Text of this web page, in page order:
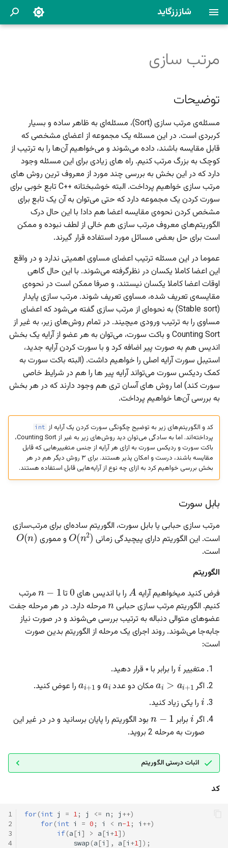
شازززگاید
ش
ر
و
ع
س
ت
ج
ت
ی
پ
ک
ن
د
توضیحات
بابل سورت
الگوریتم
کد
اینزرشن سورت
الگوریتم
پیچیدگی زمانی
کد
Counting Sort
الگوریتم برای اعداد نامنفی
تعمیم برای اعداد صحیح
پیچیدگی زمانی
کد
مرج سورت
الگوریتم
پیچیدگی زمانی
کد
الگوریتم
پیچیدگی زمانی
کد
باکت سورت
الگوریتم
پیچیدگی زمانی
کد
ردیکس سورت
پیچیدگی زمانی
به زودی...
به زودی...
به زودی...
به زودی...
به زودی...
به زودی...
به زودی...
مرتب سازی
توضیحات
مسئله‌ی مرتب سازی (Sort)، مسئله‌ای به ظاهر ساده و بسیار
کربردی است. در این مسئله یک مجموعه از اعضای مشخصی که
قابل مقایسه باشند، داده می‌شوند و می‌خواهیم آن‌ها را به ترتیب از
کوچک به بزرگ مرتب کنیم. راه های زیادی برای این مسئله وجود
دارد که در این بخش به بررسی چند مورد از معروف ترین روش های
مرتب سازی خواهیم پرداخت. البته خوشبختانه ++C تابع خوبی برای
سورت کردن یک مجموعه دارد که حتی می‌توان به آن یک تابع برای
مشخص کردن نحوه‌ی مقایسه اعضا هم داد! با این حال درک
الگوریتم‌های معروف مرتب سازی هم خالی از لطف نبوده و ممکن
است برای حل بعضی مسائل مورد استفاده قرار گیرند.
عموما در این مسئله ترتیب اعضای مساوی اهمیتی ندارد و در واقع
این اعضا کاملا یکسان در نظرگرفته می‌شوند. با این حال گاهی
اوقات اعضا کاملا یکسان نیستند، و صرفا ممکن است در نحوه‌ی
مقایسه‌ی تعریف شده، مساوی تعریف شوند. مرتب سازی پایدار
(Stable sort) به نحوه‌ای از مرتب سازی گفته می‌شود که اعضای
مساوی را به ترتیب ورودی میچیند. در تمام روش‌های زیر، به غیر از
Counting Sort و باکت سورت، می‌توان به هر عضو از آرایه یک بخش
اندیس هم به صورت پیر اضافه کرد و با سورت کردن آرایه جدید،
استیبل سورت آرایه اصلی را خواهیم داشت. (البته باکت سورت به
کمک ردیکس سورت می‌تواند آرایه پیر ها را هم در شرایط خاصی
سورت کند) اما روش های آسان تری هم وجود دارند که در هر بخش
به بررسی آن‌ها خواهیم پرداخت.
کد و الگوریتم‌های زیر به توضیح چگونگی سورت کردن یک آرایه از int
پرداخته‌اند. اما به سادگی می‌توان دید روش‌های زیر به غیر از Counting Sort،
باکت سورت و ردیکس سورت به ازای هر آرایه از جنس متغییرهایی که قابل
مقایسه باشند، درست و امکان پذیر هستند. برای ۳ روش دیگر هم در هر
بخش بررسی خواهیم کرد به ازای چه نوع از آرایه‌هایی قابل استفاده هستند.
بابل سورت
مرتب سازی حبابی یا بابل سورت، الگوریتم ساده‌ای برای مرتب‌سازی
است. این الگوریتم دارای پیچیدگی زمانی
O(n2) و مموری
O(n)
است.
الگوریتم
فرض کنید میخواهیم آرایه
A
را با اندیس های تا
مرتب
کنیم. الگوریتم مرتب سازی حبابی
n
مرحله دارد. در هر مرحله جفت
عضوهای متوالی دنباله به ترتیب بررسی می‌شوند و در صورت نیاز
جابه‌جا می‌شوند. روند اجرای یک مرحله از الگوریتم بدین صورت
است:
متغییر را برابر با ۰ قرار دهید.
اگر
ai>ai+1
مکان دو عدد
i
و را عوض کنید. i
را یکی زیاد کنید.
اگر
i
برابر
n−1
بود الگوریتم را پایان برسانید و در در غیر این
صورت به مرحله 2 بروید.
اثبات درستی الگوریتم
کد
1
2
3
4
for(int j = 1; j <= n ; j ++)
for(int i = 0 ; i < n-1; i ++)
if(a [i ] > a [i +1])
swap (a [i ], a [i +1]);